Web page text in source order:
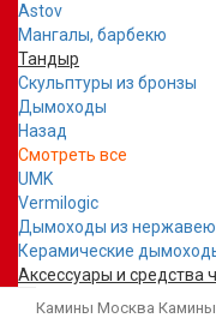
Astov
Мангалы, барбекю
Тандыр
Скульптуры из бронзы
Дымоходы
Назад
Смотреть все
UMK
Vermilogic
Дымоходы из
Керамические
Аксессуары и средства
Камины Москва Камины